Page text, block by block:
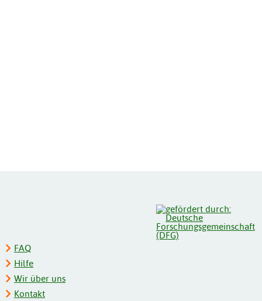
FAQ
Hilfe
Wir über uns
Kontakt